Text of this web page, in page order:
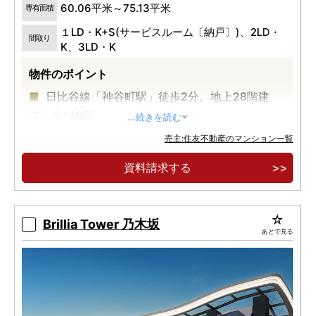
専有面積 60.06平米～75.13平米
間取り
１LD・K+S(サービスルーム〔納戸〕)、2LD・
K、3LD・K
物件のポイント
日比谷線「神谷町駅」徒歩2分。地上28階建
【実物見学可能】港区虎ノ門に誕生した制震タ
ワーレジデンス。
ホテルライクな内廊下設計。各階クリーンステ
...続きを読む
売主:住友不動産のマンション一覧
資料請求する
Brillia Tower 乃木坂 あとで見る